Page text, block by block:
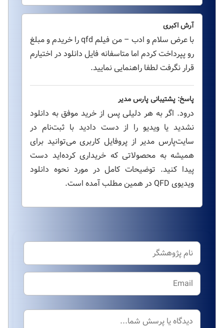
آرش اکبری
با عرض سلام و ادب – من فیلم qfd را خریدم و مبلغ
رو پپرداخت کردم اما متاسفانه فایل دانلود در اختیارم
قرار نگرفت لطفا راهنمایی نمایید.
پاسخ: پشتیبانی پارس مدیر
درود. اگر به هر دلیلی پس از خرید موفق به دانلود
نشدید یا ویدیو را از دست دادید با ثبت‌نام در
سایت‌پارس مدیر از پروفایل کاربری می‌توانید برای
همیشه به محصولاتی که خریداری کرده‌اید دست
پیدا کنید. توضیحات کامل در مورد نحوه دانلود
ویدیوی QFD در همین مطلب آمده است.